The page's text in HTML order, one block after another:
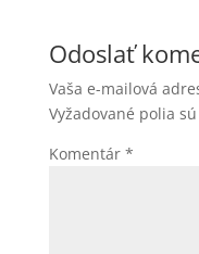
Odoslať
Vaša e-mailová
Vyžadované polia
Komentár *